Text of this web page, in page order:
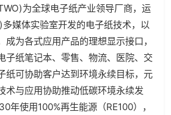
为全球电子纸产业领导厂商，运
媒体实验室开发的电子纸技术，以
为各式应用产品的理想显示接口，
子纸笔记本、零售、物流、医院、交
纸可协助客户达到环境永续目标，元
术与应用协助推动低碳环境永续发
年使用100%再生能源（RE100），